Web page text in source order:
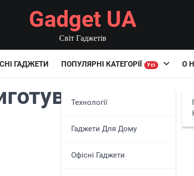
Gadget UA
Світ Гаджетів
ГАДЖЕТИ ПОПУЛЯРНІ КАТЕГОРІЇ Усі
Технології
Гаджети Для Дому
Офісні Гаджети
О